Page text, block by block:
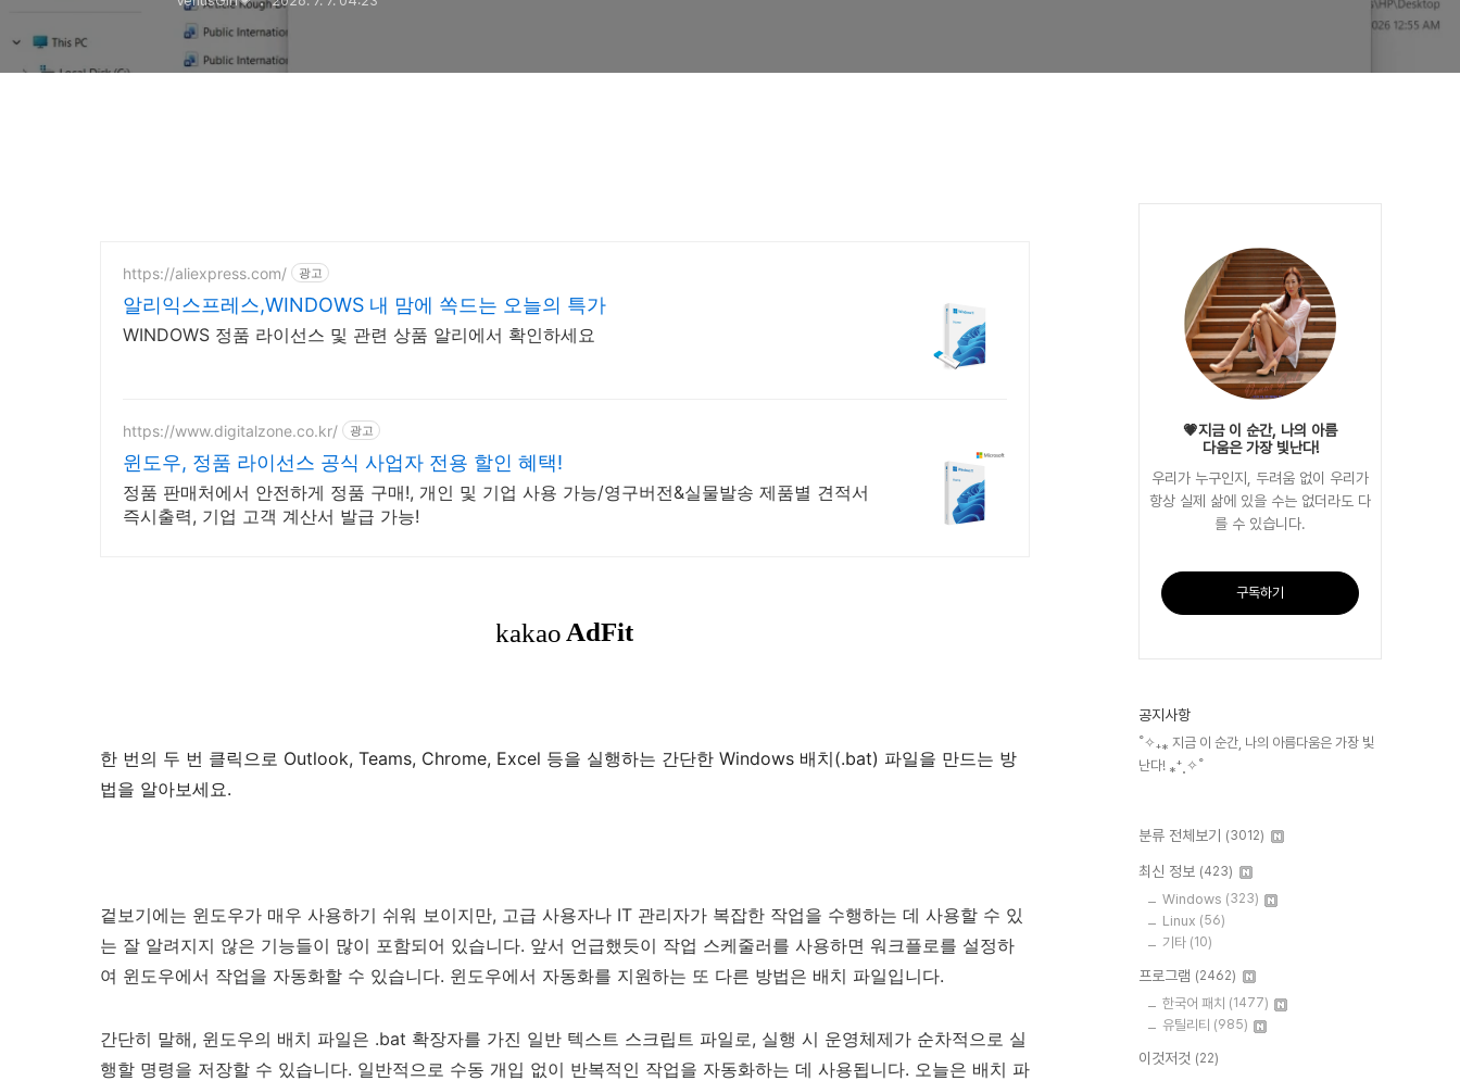
https://aliexpress.com/ 광고
알리익스프레스,WINDOWS 내 맘에 쏙드는 오늘의 특가
WINDOWS 정품 라이선스 및 관련 상품 알리에서 확인하세요
https://www.digitalzone.co.kr/ 광고
윈도우, 정품 라이선스 공식 사업자 전용 할인 혜택!
정품 판매처에서 안전하게 정품 구매!, 개인 및 기업 사용 가능/영구버전&실물발송 제품별 견적서
즉시출력, 기업 고객 계산서 발급 가능!
한 번의 두 번 클릭으로 Outlook, Teams, Chrome, Excel 등을 실행하는 간단한 Windows 배치(.bat) 파일을 만드는 방
법을 알아보세요.
겉보기에는 윈도우가 매우 사용하기 쉬워 보이지만, 고급 사용자나 IT 관리자가 복잡한 작업을 수행하는 데 사용할 수 있
는 잘 알려지지 않은 기능들이 많이 포함되어 있습니다. 앞서 언급했듯이 작업 스케줄러를 사용하면 워크플로를 설정하
여 윈도우에서 작업을 자동화할 수 있습니다. 윈도우에서 자동화를 지원하는 또 다른 방법은 배치 파일입니다.
간단히 말해, 윈도우의 배치 파일은 .bat 확장자를 가진 일반 텍스트 스크립트 파일로, 실행 시 운영체제가 순차적으로 실
행할 명령을 저장할 수 있습니다. 일반적으로 수동 개입 없이 반복적인 작업을 자동화하는 데 사용됩니다. 오늘은 배치 파
💗지금 이 순간, 나의 아름
다움은 가장 빛난다!
우리가 누구인지, 두려움 없이 우리가
항상 실제 삶에 있을 수는 없더라도 다
를 수 있습니다.
구독하기
공지사항
˚✧₊⁎ 지금 이 순간, 나의 아름다움은 가장 빛
난다! ⁎⁺˳✧˚
분류 전체보기 (3012)
최신 정보 (423)
Windows (323)
Linux (56)
기타 (10)
프로그램 (2462)
한국어 패치 (1477)
유틸리티 (985)
이것저것 (22)